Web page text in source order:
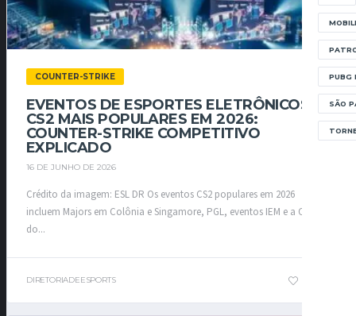
PUBG
SÃO
COUNTER-STRIKE
EVENTOS DE ESPORTES ELETRÔNICOS
CS2 MAIS POPULARES EM 2026:
COUNTER-STRIKE COMPETITIVO
EXPLICADO
16 DE JUNHO DE 2026
Crédito da imagem: ESL DR Os eventos CS2 populares em 2026
incluem Majors em Colônia e Singamore, PGL, eventos IEM e a Copa
do...
DIRETORIADEESPORTS